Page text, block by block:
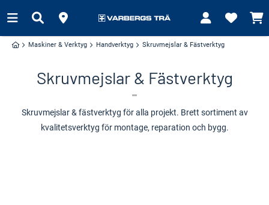
Maskiner & Verktyg Handverktyg Skruvmejslar & Fästverktyg
Skruvmejslar & Fästverktyg
Skruvmejslar & fästverktyg för alla projekt. Brett sortiment av
kvalitetsverktyg för montage, reparation och bygg.